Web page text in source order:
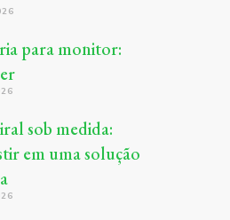
para monitor:
sob medida:
em uma solução